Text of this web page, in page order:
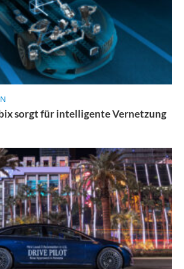
sorgt für intelligente Vernetzung